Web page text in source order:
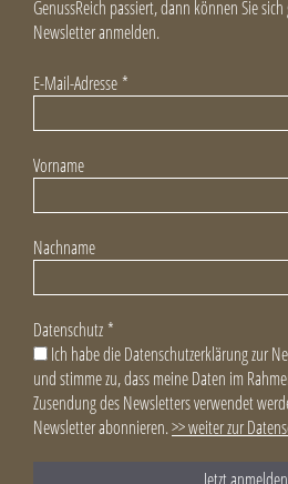
GenussReich passiert, dann können Sie
Newsletter anmelden.
E-Mail-Adresse *
Vorname
Nachname
Datenschutz *
Ich habe die Datenschutzerklärung zur
und stimme zu, dass meine Daten im
Zusendung des Newsletters verwendet
Newsletter abonnieren.>> weiter zur